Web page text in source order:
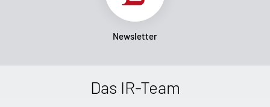
Newsletter
Das IR-Team